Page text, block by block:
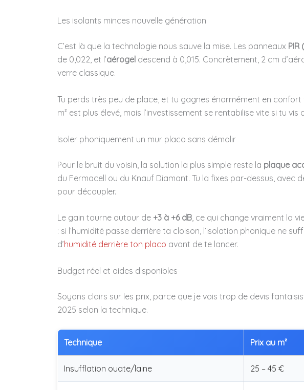
Les isolants minces nouvelle génération
C’est là que la technologie nous sauve la mise. Les panneaux
de 0,022, et l’aérogel descend à 0,015. Concrètement, 2 cm
verre classique.
Tu perds très peu de place, et tu gagnes énormément en confort
m² est plus élevé, mais l’investissement se rentabilise vite si tu
Isoler phoniquement un mur placo sans démolir
Pour le bruit du voisin, la solution la plus simple reste la plaque
du Fermacell ou du Knauf Diamant. Tu la fixes par-dessus, avec
pour découpler.
Le gain tourne autour de +3 à +6 dB, ce qui change vraiment la
: si l’humidité passe derrière ta cloison, l’isolation phonique ne
d’humidité derrière ton placo avant de te lancer.
Budget réel et aides disponibles
Soyons clairs sur les prix, parce que je vois trop de devis
2025 selon la technique.
Technique Prix au m²
Insufflation ouate/laine 25 – 45 €